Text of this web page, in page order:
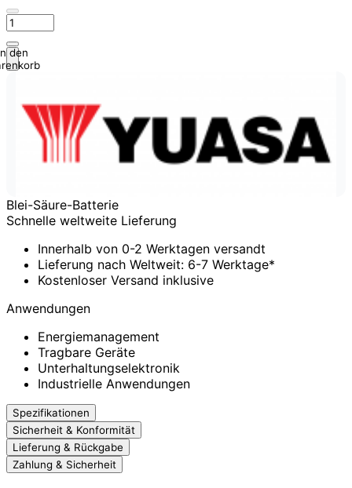
den
Blei-Säure-Batterie
Schnelle weltweite Lieferung
Innerhalb von 0-2 Werktagen versandt
Lieferung nach Weltweit: 6-7 Werktage*
Kostenloser Versand inklusive
Anwendungen
Energiemanagement
Tragbare Geräte
Unterhaltungselektronik
Industrielle Anwendungen
Spezifikationen
Sicherheit & Konformität
Lieferung & Rückgabe
Zahlung & Sicherheit